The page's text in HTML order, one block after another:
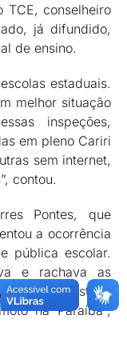
TCE, conselheiro
já difundido,
de ensino.
estaduais.
melhor situação
inspeções,
em pleno Cariri
sem internet,
contou.
Pontes, que
a ocorrência
pública escolar.
e rachava as
Não estava
na Paraíba”,